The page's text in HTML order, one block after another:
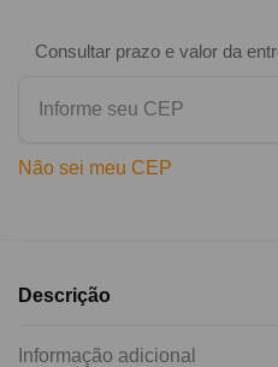
Consultar prazo e valor da
Não sei meu CEP
Descrição
Informação adicional